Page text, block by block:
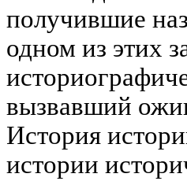
получившие
одном из этих
вызвавший
История
истории